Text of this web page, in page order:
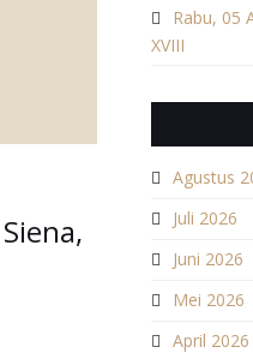
Rabu, 05
XVIII
Agustus
Juli 2026
Juni 2026
Mei 2026
April 2026